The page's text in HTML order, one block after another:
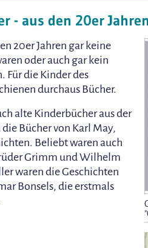
- aus den 20er
20er Jahren gar keine
oder auch gar kein
Für die Kinder des
durchaus Bücher.
alte Kinderbücher aus der
Bücher von Karl May,
Beliebt waren auch
Grimm und Wilhelm
waren die Geschichten
Bonsels, die erstmals